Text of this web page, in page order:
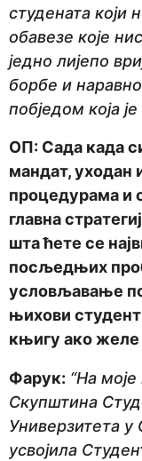
студената
обавезе које
једно лијепо
борбе и
побједом која
ОП: Сада када
мандат, уходан
процедурама и
главна
шта ћете се
посљедњих
условљавање
њихови
књигу ако желе
Фарук: “На
Скупштина
Универзитета у
усвојила